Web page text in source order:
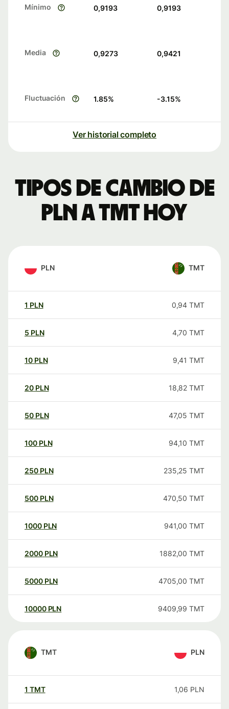
Mínimo 0,9193 0,9193
Media 0,9273 0,9421
Fluctuación 1.85% -3.15%
Ver historial completo
Tipos de cambio de
PLN a TMT hoy
PLN TMT
1 PLN 0,94 TMT
5 PLN 4,70 TMT
10 PLN 9,41 TMT
20 PLN 18,82 TMT
50 PLN 47,05 TMT
100 PLN 94,10 TMT
250 PLN 235,25 TMT
500 PLN 470,50 TMT
1000 PLN 941,00 TMT
2000 PLN 1882,00 TMT
5000 PLN 4705,00 TMT
10000 PLN 9409,99 TMT
TMT PLN
1 TMT 1,06 PLN